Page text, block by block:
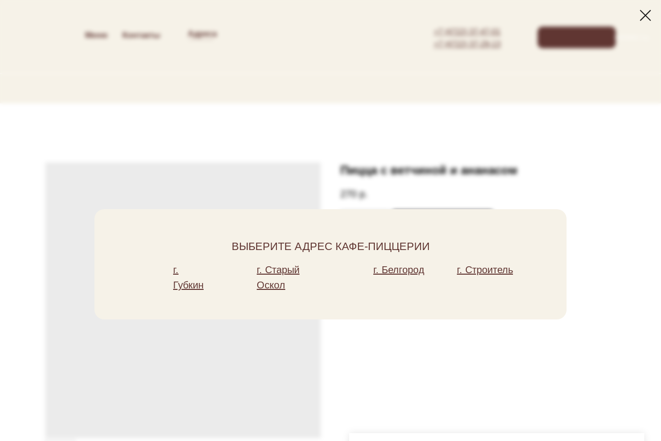
----------
Меню Контакты Адреса
ВЫБЕРИТЕ АДРЕС КАФЕ-ПИЦЦЕРИИ
г.
Губкин
г. Старый
Оскол
г. Белгород г. Строитель
Пицца с ветчиной и ананасом
270 р.
Состав: ветчина, ананас конс., кетчуп, майонез, сыр